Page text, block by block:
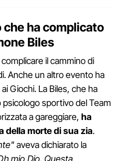
ha complicato
Biles
il cammino di
Anche un altro evento ha
Giochi. La Biles, che ha
sportivo del Team
a gareggiare, ha
della morte di sua zia.
aveva dichiarato la
mio Dio. Questa